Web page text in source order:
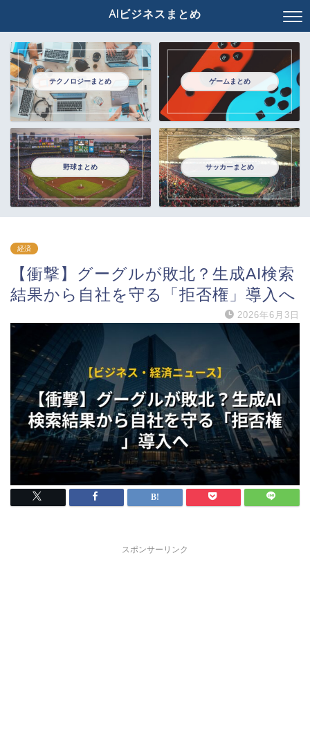
AIビジネスまとめ
テクノロジーまとめ ゲームまとめ
野球まとめ サッカーまとめ
経済
【衝撃】グーグルが敗北？生成AI検索
結果から自社を守る「拒否権」導入へ
2026年6月3日
スポンサーリンク